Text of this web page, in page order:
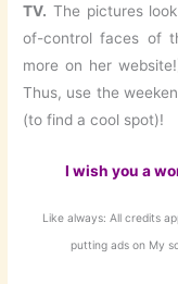
TV. The pictures
of-control faces of
more on her
Thus, use the
(to find a cool spot)!
I wish you a
Like always: All credits
putting ads on My